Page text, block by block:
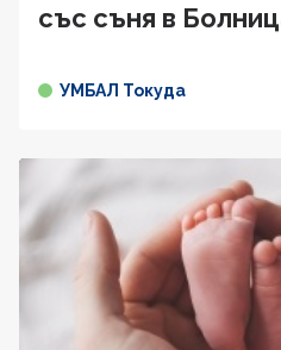
със съня в
УМБАЛ Токуда